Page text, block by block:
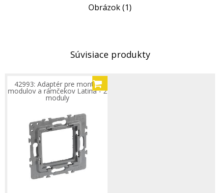
Obrázok (1)
Súvisiace produkty
42993: Adaptér pre montáž
modulov a rámčekov Latina - 2
moduly